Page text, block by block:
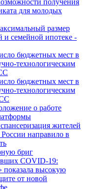
получения
для молодых
размер
и семейной ипотеке -
бюджетных мест в
технологическим
бюджетных мест в
технологическим
о работе
жителей
направило в
бриг
COVID-19:
показала высокую
от новой